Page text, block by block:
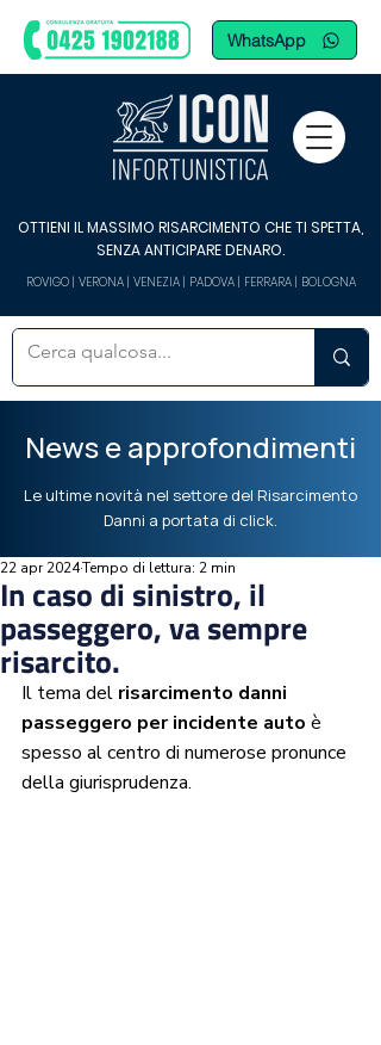
WhatsApp
OTTIENI IL MASSIMO RISARCIMENTO CHE TI SPETTA,
SENZA ANTICIPARE DENARO.
ROVIGO | VERONA | VENEZIA | PADOVA | FERRARA | BOLOGNA
News e approfondimenti
Le ultime novità nel settore del Risarcimento
Danni a portata di click.
In caso di sinistro, il
passeggero, va sempre
risarcito.
22 apr 2024Tempo di lettura: 2 min
Il tema del risarcimento danni
passeggero per incidente auto è
spesso al centro di numerose pronunce
della giurisprudenza.